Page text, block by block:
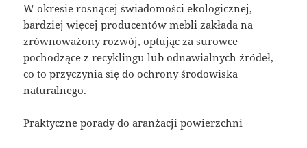
W okresie rosnącej świadomości ekologicznej,
bardziej więcej producentów mebli zakłada na
zrównoważony rozwój, optując za surowce
pochodzące z recyklingu lub odnawialnych źródeł,
co to przyczynia się do ochrony środowiska
naturalnego.
Praktyczne porady do aranżacji powierzchni